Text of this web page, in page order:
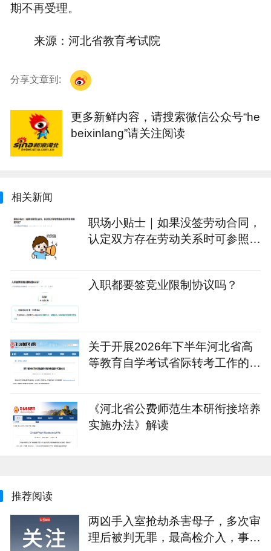
期不再受理。
来源：河北省教育考试院
分享文章到:
更多新鲜内容，请搜索微信公众号“he
beixinlang”请关注阅读
相关新闻
职场小贴士｜如果没签劳动合同，
认定双方存在劳动关系时可参照哪
入职都要签竞业限制协议吗？
关于开展2026年下半年河北省高
等教育自学考试省际转考工作的公
《河北省公费师范生本研衔接培养
实施办法》解读
推荐阅读
两凶手入室抢劫杀害母子，多次审
理后被判无罪，最高检介入，事发